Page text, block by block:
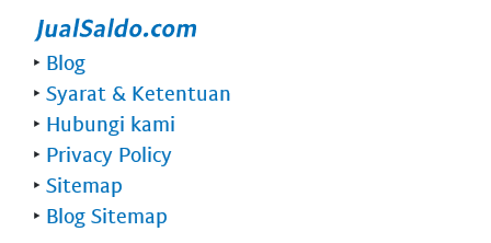
‣ Blog
‣ Syarat & Ketentuan
‣ Hubungi kami
‣ Privacy Policy
‣ Sitemap
‣ Blog Sitemap